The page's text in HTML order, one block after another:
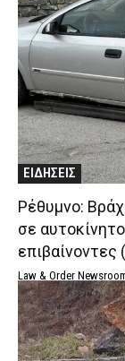
ΕΙΔΗΣΕΙΣ
Ρέθυμνο:
σε
επιβαίνοντες
Law & Order